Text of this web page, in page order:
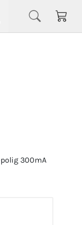
300mA